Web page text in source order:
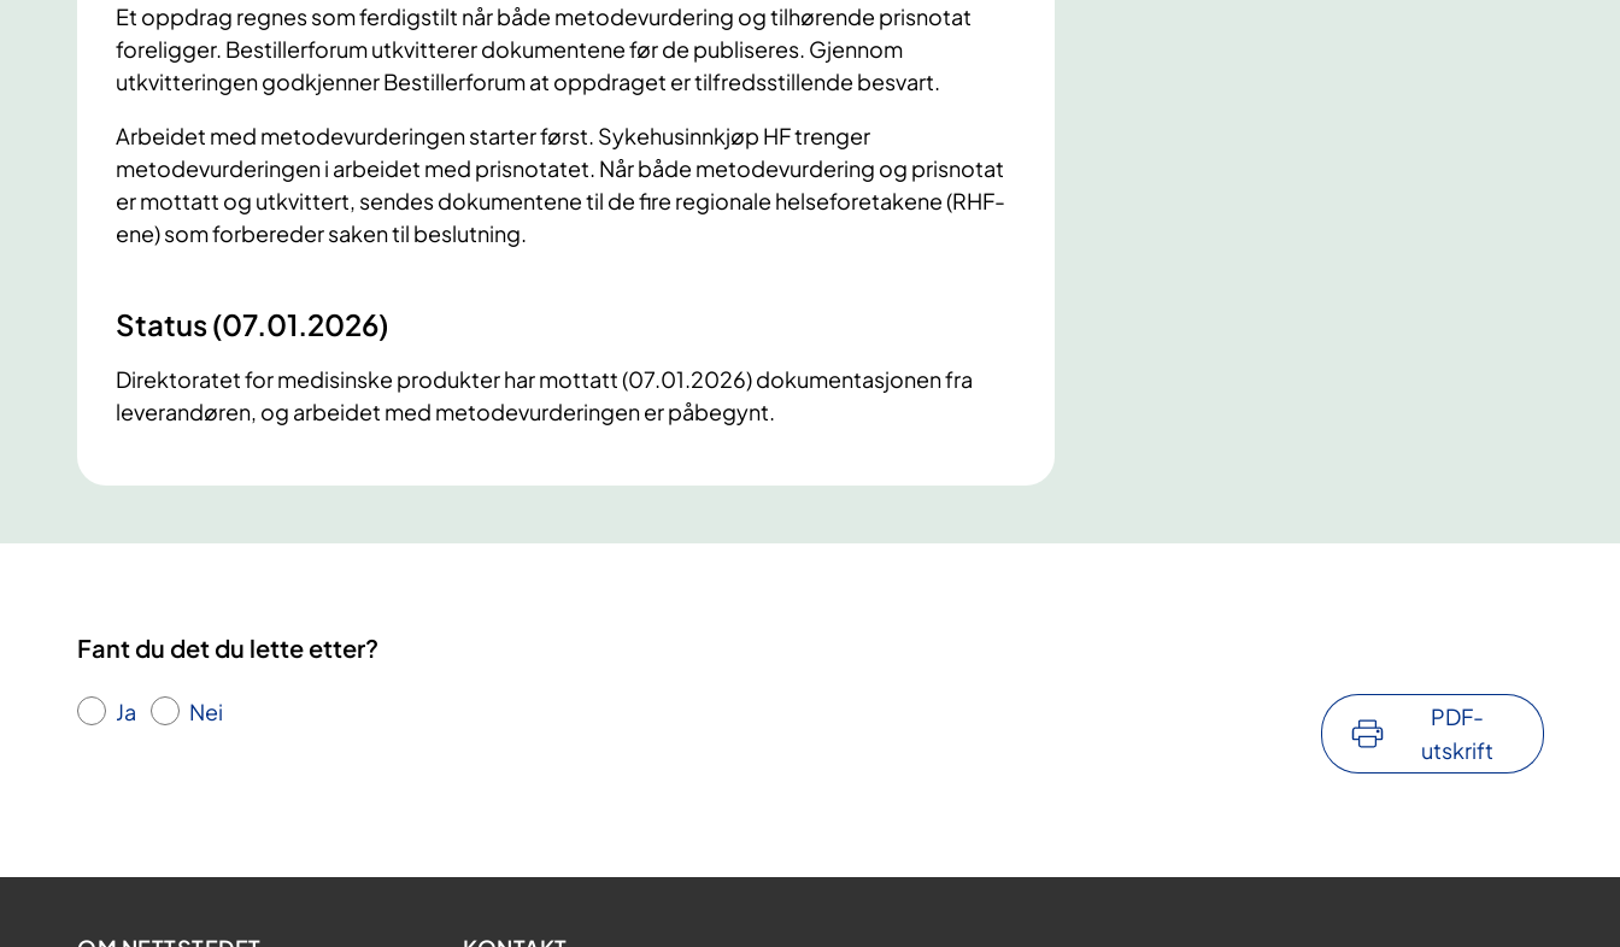
Et oppdrag regnes som ferdigstilt når både metodevurdering og tilhørende prisnotat
foreligger. Bestillerforum utkvitterer dokumentene før de publiseres. Gjennom
utkvitteringen godkjenner Bestillerforum at oppdraget er tilfredsstillende besvart.
Arbeidet med metodevurderingen starter først. Sykehusinnkjøp HF trenger
metodevurderingen i arbeidet med prisnotatet. Når både metodevurdering og prisnotat
er mottatt og utkvittert, sendes dokumentene til de fire regionale helseforetakene (RHF-
ene) som forbereder saken til beslutning.
Status (07.01.2026)
Direktoratet for medisinske produkter har mottatt (07.01.2026) dokumentasjonen fra
leverandøren, og arbeidet med metodevurderingen er påbegynt.
Fant du det du lette etter?
Ja Nei
PDF-
utskrift